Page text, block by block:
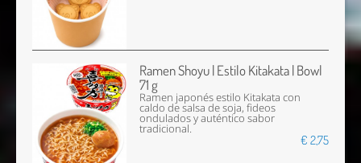
Ramen Shoyu | Estilo Kitakata | Bowl
71 g
Ramen japonés estilo Kitakata con
caldo de salsa de soja, fideos
ondulados y auténtico sabor
tradicional.
€ 2,75